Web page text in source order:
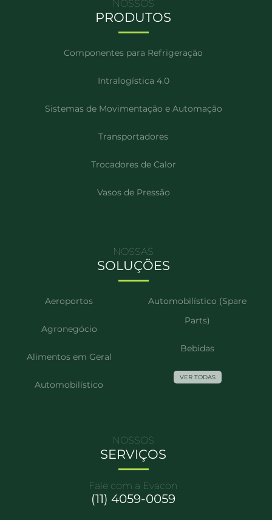
NOSSOS
PRODUTOS
Componentes para Refrigeração
Intralogística 4.0
Sistemas de Movimentação e Automação
Transportadores
Trocadores de Calor
Vasos de Pressão
NOSSAS
SOLUÇÕES
Aeroportos
Agronegócio
Alimentos em Geral
Automobilístico
Automobilístico (Spare
Parts)
Bebidas
VER TODAS
NOSSOS
SERVIÇOS
Fale com a Evacon
(11) 4059-0059